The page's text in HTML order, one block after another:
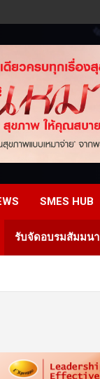
SMES HUB
รับจัดอบรมสัมมนา